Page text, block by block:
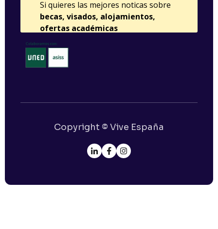
Copyright © Vive España